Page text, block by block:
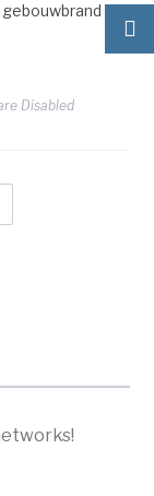
Disabled